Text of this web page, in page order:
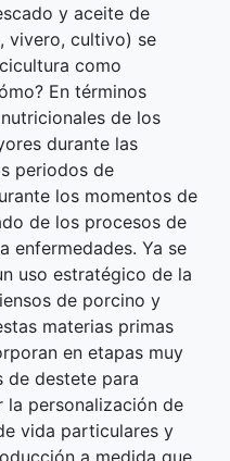
y aceite de
vivero, cultivo) se
como
En términos
de los
durante las
periodos de
los momentos de
de los procesos de
enfermedades. Ya se
uso estratégico de la
de porcino y
materias primas
en etapas muy
de destete para
la personalización de
vida particulares y